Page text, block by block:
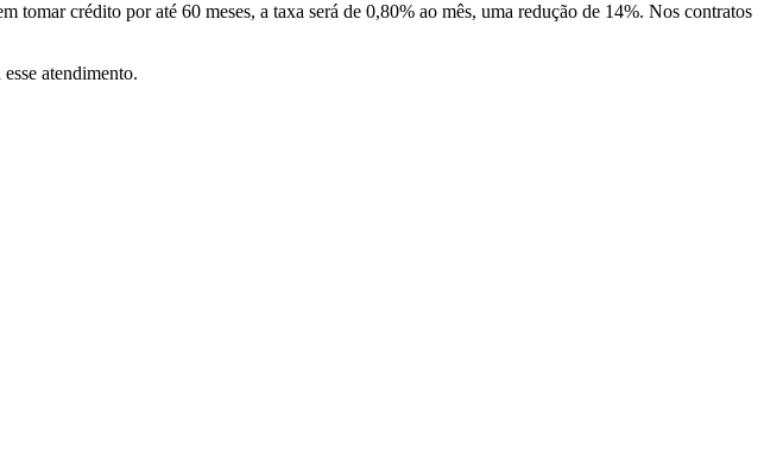
tomar crédito por até 60 meses, a taxa será de 0,80% ao mês, uma redução de 14%. Nos contratos
atendimento.